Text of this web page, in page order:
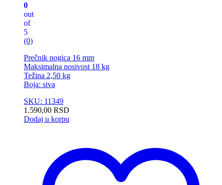
0
out
of
5
(0)
Prečnik nogica 16 mm
Maksimalna nosivost 18 kg
Težina 2,50 kg
Boja: siva
SKU: 11349
1.590,00 RSD
Dodaj u korpu